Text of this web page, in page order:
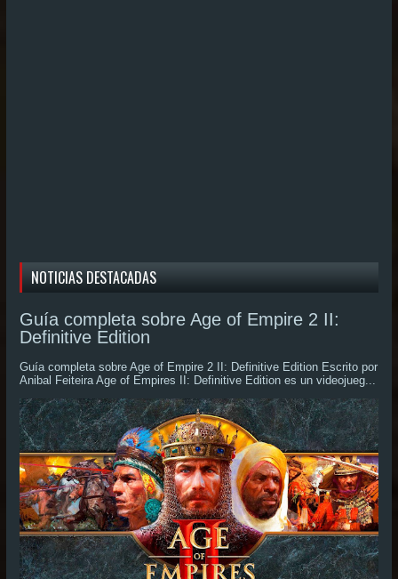
NOTICIAS DESTACADAS
Guía completa sobre Age of Empire 2 II:
Definitive Edition
Guía completa sobre Age of Empire 2 II: Definitive Edition Escrito por
Anibal Feiteira Age of Empires II: Definitive Edition es un videojueg...